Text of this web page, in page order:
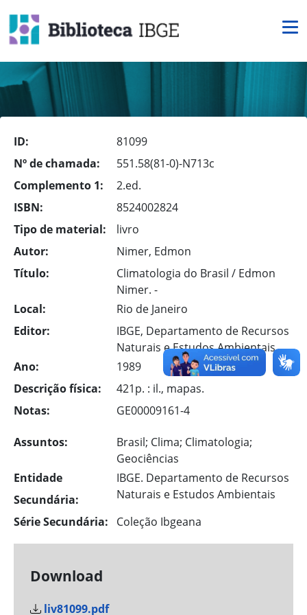
ID:
81099
Nº de chamada:
551.58(81-0)-N713c
Complemento 1:
2.ed.
ISBN:
8524002824
Tipo de material:
livro
Autor:
Nimer, Edmon
Título:
Climatologia do Brasil / Edmon
Nimer. -
Local:
Rio de Janeiro
Editor:
IBGE, Departamento de Recursos
Naturais e Estudos Ambientais
Ano:
1989
Descrição física:
421p. : il., mapas.
Notas:
GE00009161-4
Assuntos:
Brasil; Clima; Climatologia;
Geociências
Entidade
Secundária:
IBGE. Departamento de Recursos
Naturais e Estudos Ambientais
Série Secundária:
Coleção Ibgeana
Download
liv81099.pdf